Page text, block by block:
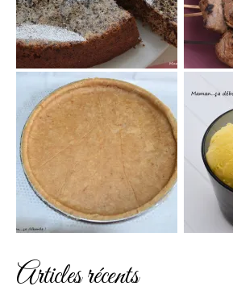
Articles récents